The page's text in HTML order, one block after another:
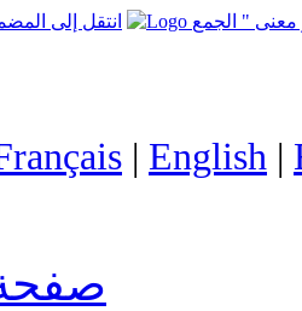
انتقل إلى
| English |
صفحة